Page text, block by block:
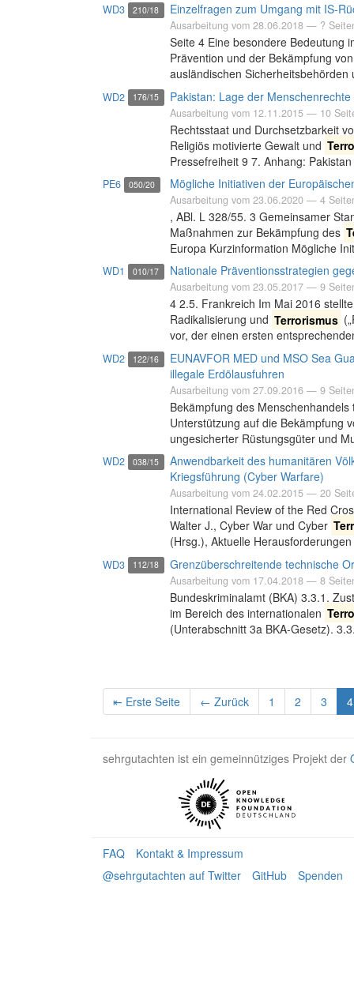
WD3 210/18 Einzelfragen zum Umgang mit IS-
Ausarbeitung vom 28.06.2018 — ?
Seite 4 Eine besondere Bedeutung
Prävention und der Bekämpfung
ausländischen
WD2 176/15 Pakistan: Lage der
Ausarbeitung vom 12.11.2015 — 10
Rechtsstaat und Durchsetzbarkeit
Religiös motivierte Gewalt und
Pressefreiheit 9 7. Anhang:
PE6 050/20 Mögliche Initiativen der
Ausarbeitung vom 23.06.2020 — 4
, ABl. L 328/55. 3 Gemeinsamer
Maßnahmen zur Bekämpfung des
Europa Kurzinformation Mögliche
WD1 010/17 Nationale Präventionsstrategien
Ausarbeitung vom 23.05.2017 — 9
4 2.5. Frankreich Im Mai 2016
Radikalisierung und Terrorismus
vor, der einen ersten
WD2 122/16
EUNAVFOR MED und MSO Sea
illegale Erdölausfuhren
Ausarbeitung vom 27.09.2016 — 9
Bekämpfung des
Unterstützung auf die Bekämpfung
ungesicherter Rüstungsgüter und
WD2 038/15
Anwendbarkeit des humanitären
Kriegsführung (Cyber Warfare)
Ausarbeitung vom 24.02.2015 — 20
International Review of the Red
Walter J., Cyber War und Cyber
(Hrsg.), Aktuelle
WD3 112/18 Grenzüberschreitende technische
Ausarbeitung vom 17.04.2018 — 8
Bundeskriminalamt (BKA) 3.3.1.
im Bereich des internationalen
(Unterabschnitt 3a BKA-Gesetz).
⇤ Erste Seite ← Zurück 1 2 3 4
sehrgutachten ist ein gemeinnütziges Projekt der
FAQ
Kontakt & Impressum
@sehrgutachten auf Twitter
GitHub Spenden